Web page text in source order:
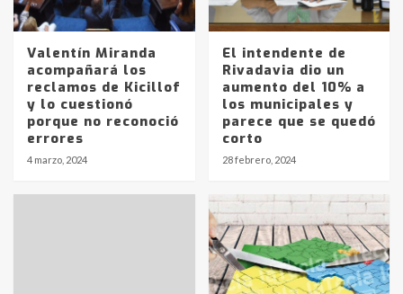
Valentín Miranda
acompañará los
reclamos de Kicillof
y lo cuestionó
porque no reconoció
errores
4 marzo, 2024
El intendente de
Rivadavia dio un
aumento del 10% a
los municipales y
parece que se quedó
corto
28 febrero, 2024